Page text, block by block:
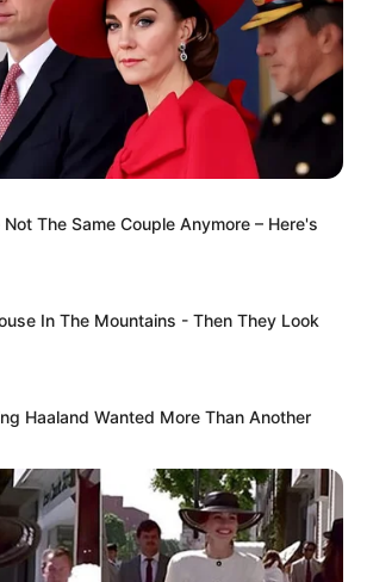
The Same Couple Anymore – Here's
In The Mountains - Then They Look
Haaland Wanted More Than Another